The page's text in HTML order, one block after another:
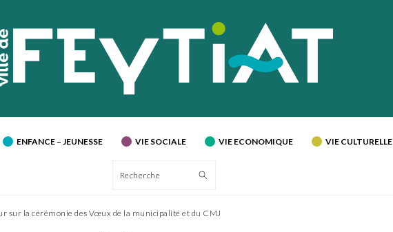
ENFANCE – JEUNESSE VIE SOCIALE VIE ECONOMIQUE VIE CULTURELLE
Recherche
sur la cérémonie des Vœux de la municipalité et du CMJ